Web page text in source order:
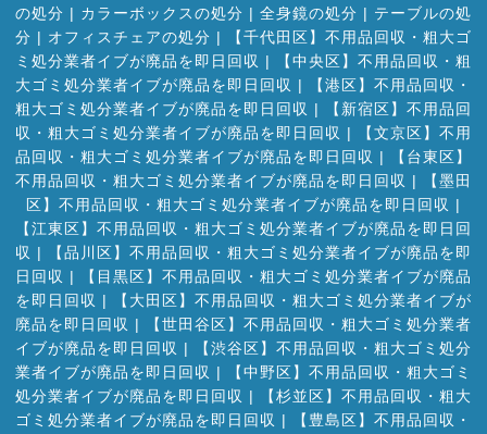
の処分 | カラーボックスの処分 | 全身鏡の処分 | テーブルの処
分 | オフィスチェアの処分 |
【千代田区】不用品回収・粗大ゴ
ミ処分業者イブが廃品を即日回収 |
【中央区】不用品回収・粗
大ゴミ処分業者イブが廃品を即日回収 |
【港区】不用品回収・
粗大ゴミ処分業者イブが廃品を即日回収 |
【新宿区】不用品回
収・粗大ゴミ処分業者イブが廃品を即日回収 |
【文京区】不用
品回収・粗大ゴミ処分業者イブが廃品を即日回収 |
【台東区】
不用品回収・粗大ゴミ処分業者イブが廃品を即日回収 |
【墨田
区】不用品回収・粗大ゴミ処分業者イブが廃品を即日回収 |
【江東区】不用品回収・粗大ゴミ処分業者イブが廃品を即日回
収 |
【品川区】不用品回収・粗大ゴミ処分業者イブが廃品を即
日回収 |
【目黒区】不用品回収・粗大ゴミ処分業者イブが廃品
を即日回収 |
【大田区】不用品回収・粗大ゴミ処分業者イブが
廃品を即日回収 |
【世田谷区】不用品回収・粗大ゴミ処分業者
イブが廃品を即日回収 |
【渋谷区】不用品回収・粗大ゴミ処分
業者イブが廃品を即日回収 |
【中野区】不用品回収・粗大ゴミ
処分業者イブが廃品を即日回収 |
【杉並区】不用品回収・粗大
ゴミ処分業者イブが廃品を即日回収 |
【豊島区】不用品回収・